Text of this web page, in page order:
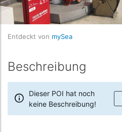
Entdeckt von mySea
Beschreibung
Dieser POI hat noch
keine Beschreibung!